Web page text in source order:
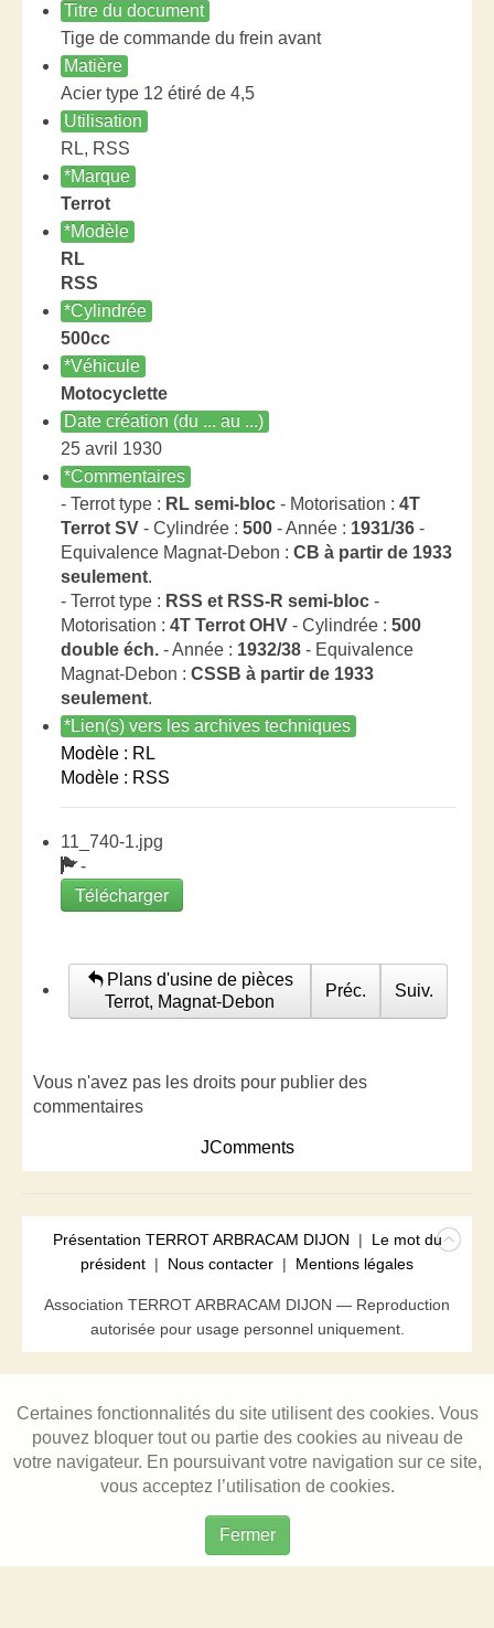
Titre du document
Tige de commande du frein avant
Matière
Acier type 12 étiré de 4,5
Utilisation
RL, RSS
*Marque
Terrot
*Modèle
RL
RSS
*Cylindrée
500cc
*Véhicule
Motocyclette
Date création (du ... au ...)
25 avril 1930
*Commentaires
- Terrot type : RL semi-bloc - Motorisation : 4T
Terrot SV - Cylindrée : 500 - Année : 1931/36 -
Equivalence Magnat-Debon : CB à partir de 1933
seulement.
- Terrot type : RSS et RSS-R semi-bloc -
Motorisation : 4T Terrot OHV - Cylindrée : 500
double éch. - Année : 1932/38 - Equivalence
Magnat-Debon : CSSB à partir de 1933
seulement.
*Lien(s) vers les archives techniques
Modèle : RL
Modèle : RSS
11_740-1.jpg
-
Télécharger
Plans d'usine de pièces
Terrot, Magnat-Debon
Préc. Suiv.
Vous n'avez pas les droits pour publier des
commentaires
JComments
Présentation TERROT ARBRACAM DIJON | Le mot du
président | Nous contacter | Mentions légales
Association TERROT ARBRACAM DIJON — Reproduction
autorisée pour usage personnel uniquement.
Certaines fonctionnalités du site utilisent des cookies. Vous
pouvez bloquer tout ou partie des cookies au niveau de
votre navigateur. En poursuivant votre navigation sur ce site,
vous acceptez l’utilisation de cookies.
Fermer